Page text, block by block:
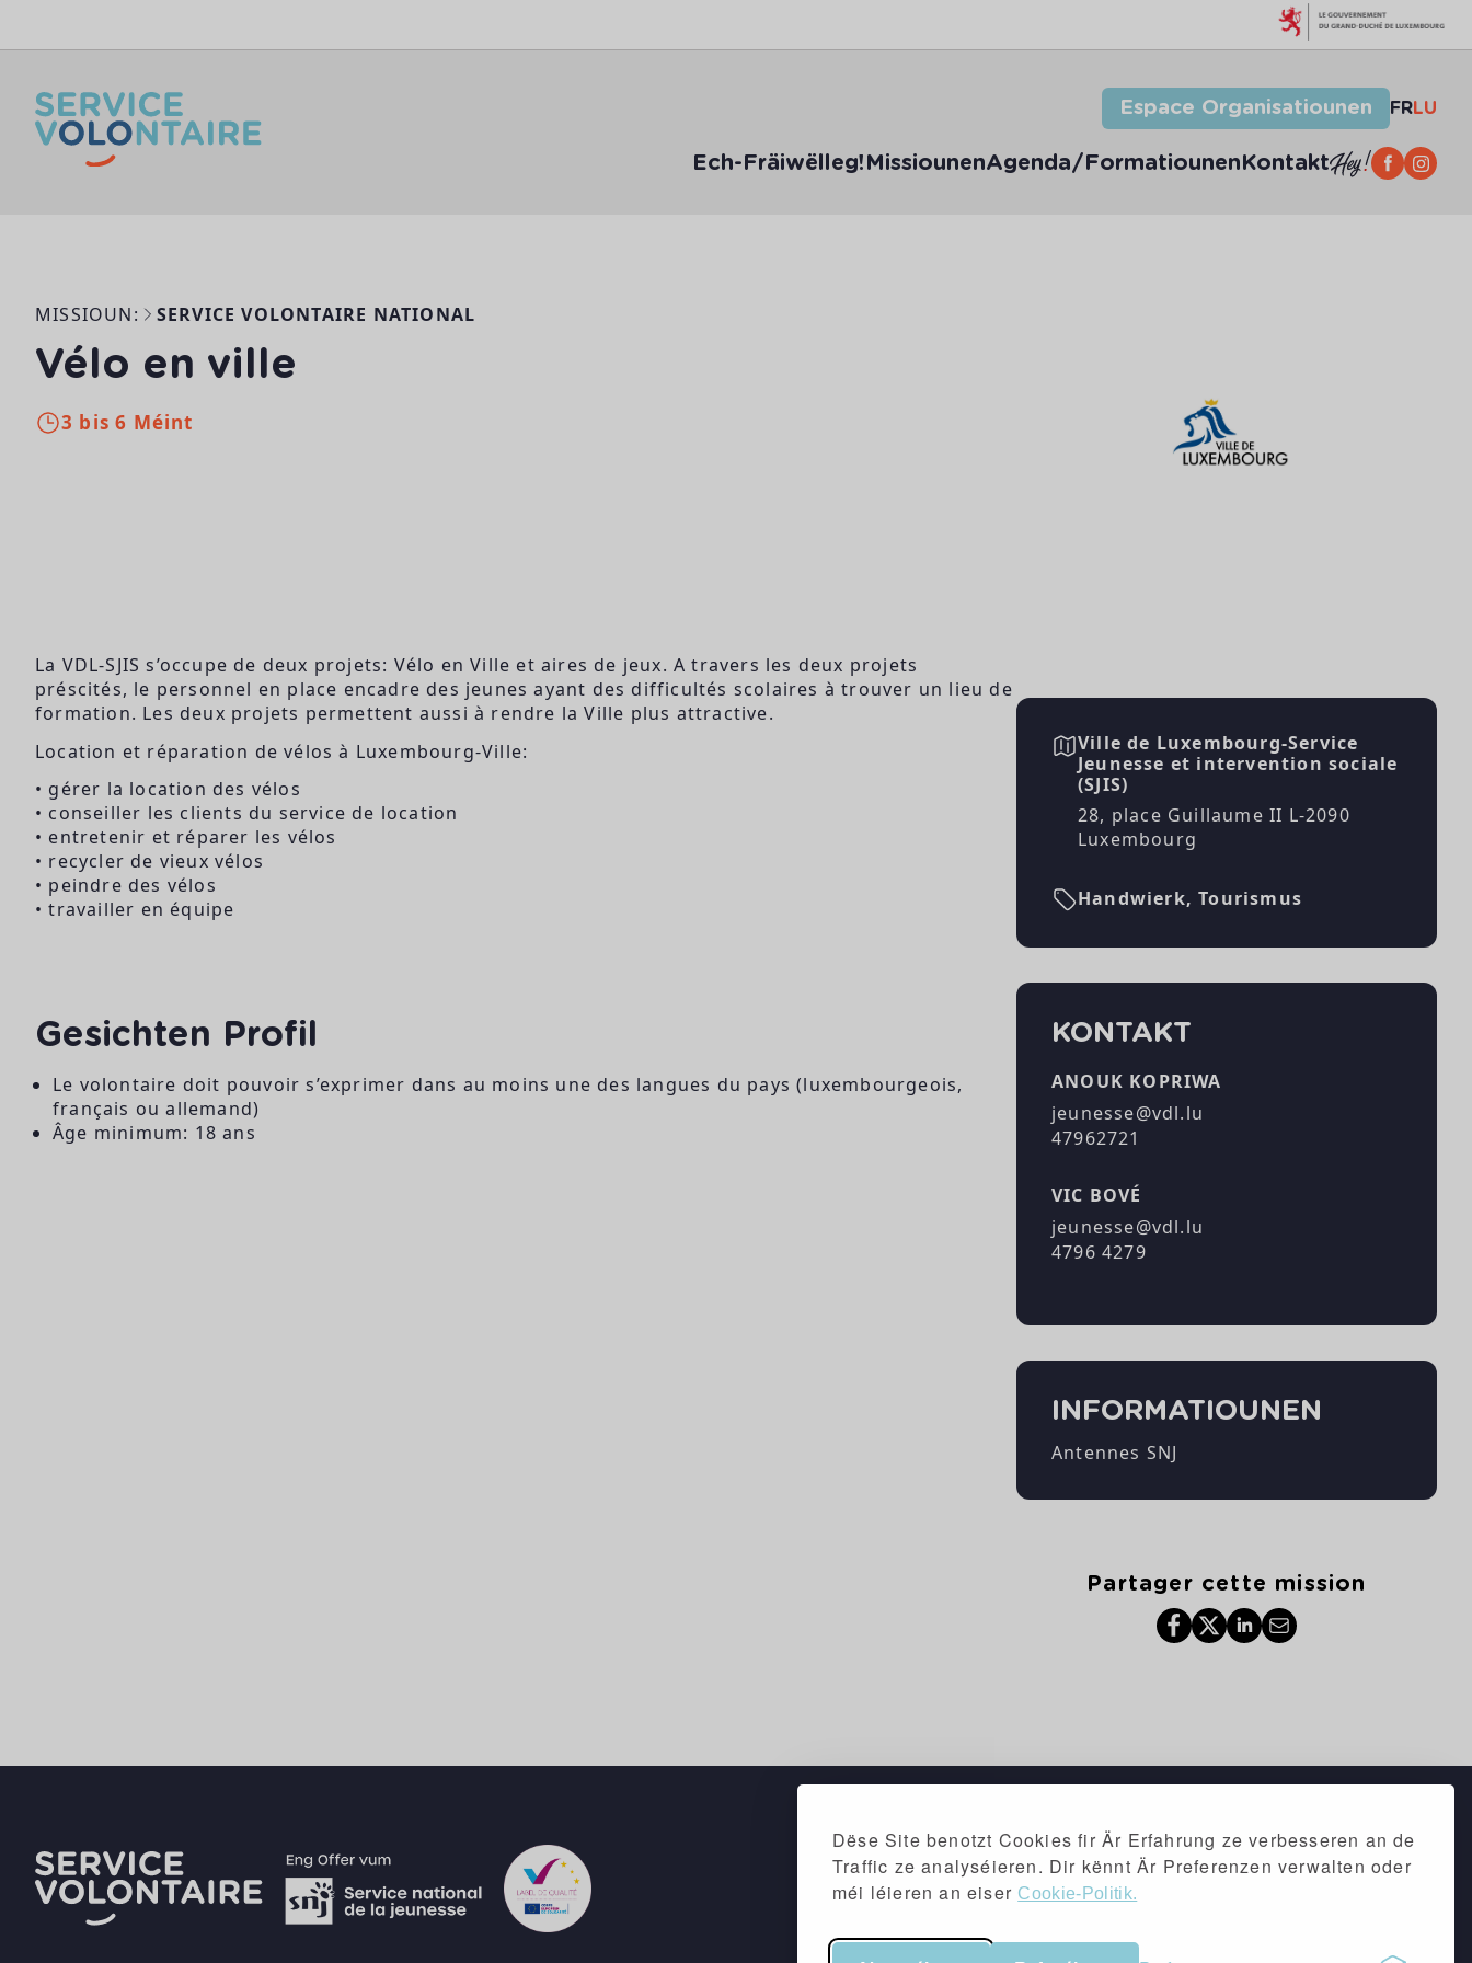
Dëse Site benotzt Cookies fir Är Erfahrung ze verbesseren an de
Traffic ze analyséieren. Dir kënnt Är Preferenzen verwalten oder
méi léieren an eiser Cookie-Politik.
Espace Organisatiounen FRLU
Ech-Fräiwëlleg! MissiounenAgenda/FormatiounenKontakt
MISSIOUN: SERVICE VOLONTAIRE NATIONAL
Vélo en ville
3 bis 6 Méint
La VDL-SJIS s’occupe de deux projets: Vélo en Ville et aires de jeux. A travers les deux projets
préscités, le personnel en place encadre des jeunes ayant des difficultés scolaires à trouver un lieu de
formation. Les deux projets permettent aussi à rendre la Ville plus attractive.
Location et réparation de vélos à Luxembourg-Ville:
• gérer la location des vélos
• conseiller les clients du service de location
• entretenir et réparer les vélos
• recycler de vieux vélos
• peindre des vélos
• travailler en équipe
Gesichten Profil
Le volontaire doit pouvoir s’exprimer dans au moins une des langues du pays (luxembourgeois,
français ou allemand)
Âge minimum: 18 ans
Ville de Luxembourg-Service
Jeunesse et intervention sociale
(SJIS)
28, place Guillaume II L-2090
Luxembourg
Handwierk, Tourismus
KONTAKT
ANOUK KOPRIWA
jeunesse@vdl.lu
47962721
VIC BOVÉ
jeunesse@vdl.lu
4796 4279
INFORMATIOUNEN
Antennes SNJ
Partager cette mission